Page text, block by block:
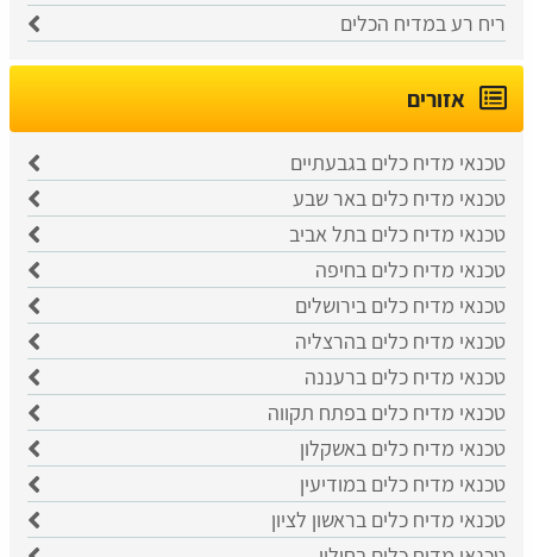
ריח רע במדיח הכלים
אזורים
טכנאי מדיח כלים בגבעתיים
טכנאי מדיח כלים באר שבע
טכנאי מדיח כלים בתל אביב
טכנאי מדיח כלים בחיפה
טכנאי מדיח כלים בירושלים
טכנאי מדיח כלים בהרצליה
טכנאי מדיח כלים ברעננה
טכנאי מדיח כלים בפתח תקווה
טכנאי מדיח כלים באשקלון
טכנאי מדיח כלים במודיעין
טכנאי מדיח כלים בראשון לציון